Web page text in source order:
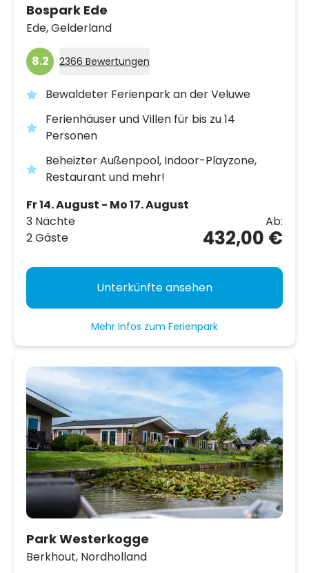
Bospark Ede
Ede,Gelderland
8.2 2366 Bewertungen
Bewaldeter Ferienpark an der Veluwe
Ferienhäuser und Villen für bis zu 14
Personen
Beheizter Außenpool, Indoor-Playzone,
Restaurant und mehr!
Fr 14. August - Mo 17. August
3 Nächte
2 Gäste
Ab:
432,00 €
Unterkünfte ansehen
Mehr Infos zum Ferienpark
Park Westerkogge
Berkhout, Nordholland